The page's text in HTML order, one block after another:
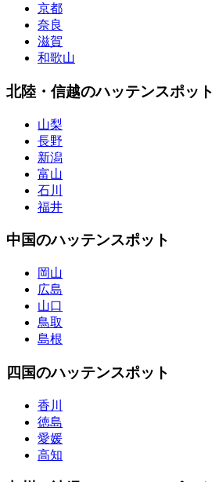
京都
奈良
滋賀
和歌山
北陸・信越のハッテンスポット
山梨
長野
新潟
富山
石川
福井
中国のハッテンスポット
岡山
広島
山口
鳥取
島根
四国のハッテンスポット
香川
徳島
愛媛
高知